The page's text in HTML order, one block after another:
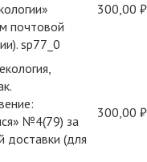
почтовой
sp77_0
300,00 ₽
№4(79) за
доставки (для
300,00 ₽